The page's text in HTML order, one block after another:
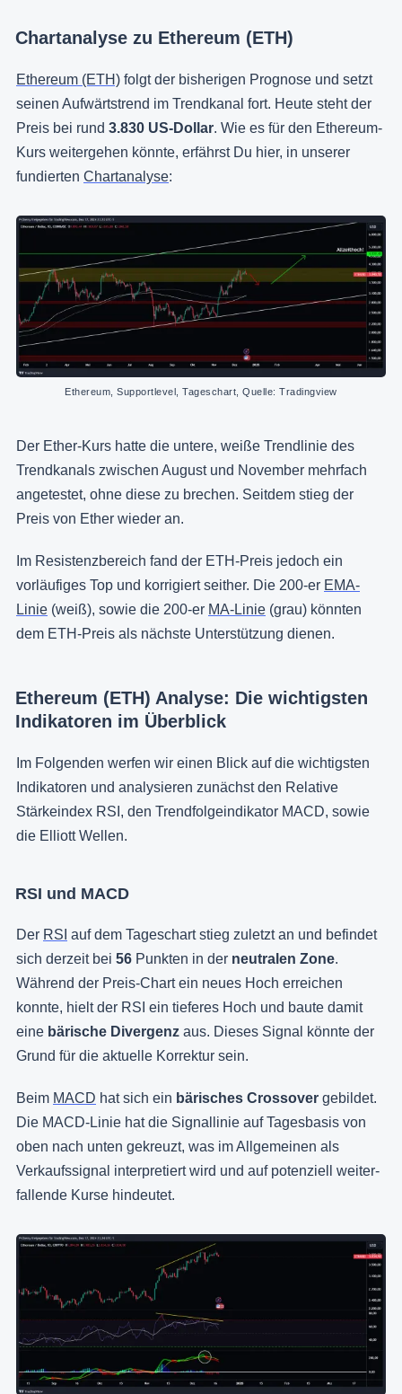
Chartanalyse zu Ethereum (ETH)
Ethereum (ETH) folgt der bisherigen Prognose und setzt
seinen Aufwärtstrend im Trendkanal fort. Heute steht der
Preis bei rund 3.830 US-Dollar. Wie es für den Ethereum-
Kurs weitergehen könnte, erfährst Du hier, in unserer
fundierten Chartanalyse:
Ethereum, Supportlevel, Tageschart, Quelle: Tradingview
Der Ether-Kurs hatte die untere, weiße Trendlinie des
Trendkanals zwischen August und November mehrfach
angetestet, ohne diese zu brechen. Seitdem stieg der
Preis von Ether wieder an.
Im Resistenzbereich fand der ETH-Preis jedoch ein
vorläufiges Top und korrigiert seither. Die 200-er EMA-
Linie (weiß), sowie die 200-er MA-Linie (grau) könnten
dem ETH-Preis als nächste Unterstützung dienen.
Ethereum (ETH) Analyse: Die wichtigsten
Indikatoren im Überblick
Im Folgenden werfen wir einen Blick auf die wichtigsten
Indikatoren und analysieren zunächst den Relative
Stärkeindex RSI, den Trendfolgeindikator MACD, sowie
die Elliott Wellen.
RSI und MACD
Der RSI auf dem Tageschart stieg zuletzt an und befindet
sich derzeit bei 56 Punkten in der neutralen Zone.
Während der Preis-Chart ein neues Hoch erreichen
konnte, hielt der RSI ein tieferes Hoch und baute damit
eine bärische Divergenz aus. Dieses Signal könnte der
Grund für die aktuelle Korrektur sein.
Beim MACD hat sich ein bärisches Crossover gebildet.
Die MACD-Linie hat die Signallinie auf Tagesbasis von
oben nach unten gekreuzt, was im Allgemeinen als
Verkaufssignal interpretiert wird und auf potenziell weiter-
fallende Kurse hindeutet.